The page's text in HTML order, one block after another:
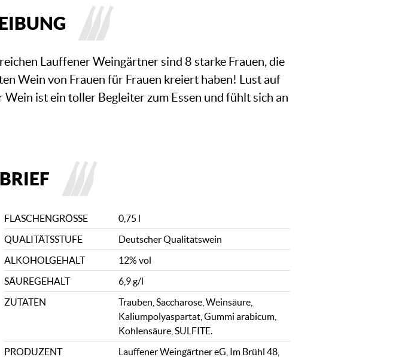
Lauffener Weingärtner sind 8 starke Frauen, die
Wein von Frauen für Frauen kreiert haben! Lust auf
ist ein toller Begleiter zum Essen und fühlt sich an
FLASCHENGRÖSSE
0,75 l
QUALITÄTSSTUFE
Deutscher Qualitätswein
ALKOHOLGEHALT
12% vol
SÄUREGEHALT
6,9 g/l
ZUTATEN
Trauben, Saccharose, Weinsäure,
Kaliumpolyaspartat, Gummi arabicum,
Kohlensäure, SULFITE.
PRODUZENT
Lauffener Weingärtner eG, Im Brühl 48,